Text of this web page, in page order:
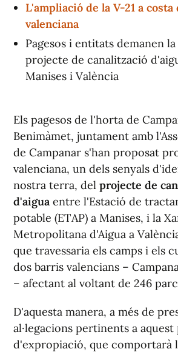
L'ampliació de la V-21 a
valenciana
Pagesos i entitats demanen
projecte de canalització
Manises i València
Els pagesos de l'horta de
Benimàmet, juntament amb
de Campanar s'han proposat
valenciana, un dels senyals
nostra terra, del projecte de
d'aigua entre l'Estació de
potable (ETAP) a Manises, i la
Metropolitana d'Aigua a
que travessaria els camps i els
dos barris valencians –
– afectant al voltant de 246
D'aquesta manera, a més de
al·legacions pertinents a
d'expropiació, que comportarà